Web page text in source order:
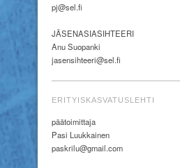
pj@sel.fi
JÄSENASIASIHTEERI
Anu Suopanki
jasensihteeri@sel.fi
ERITYISKASVATUSLEHTI
päätoimittaja
Pasi Luukkainen
paskrilu@gmail.com